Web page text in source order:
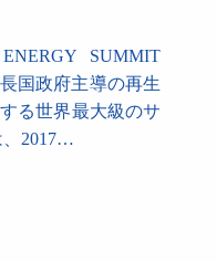
SUMMIT
国政府主導の再生
る世界最大級のサ
、2017…